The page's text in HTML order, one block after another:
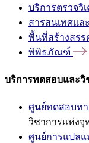
บริการตรวจวิ
สารสนเทศแล
พื้นที่สร้างสรร
พิพิธภัณฑ์
บริการทดสอบและวิ
ศูนย์ทดสอบทา
วิชาการแห่งจุ
ศูนย์การแปลแ